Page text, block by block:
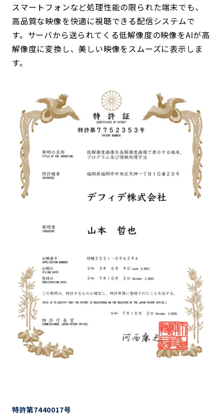
スマートフォンなど処理性能の限られた端末でも、
高品質な映像を快適に視聴できる配信システムで
す。サーバから送られてくる低解像度の映像をAIが高
解像度に変換し、美しい映像をスムーズに表示しま
す。
特許第7440017号